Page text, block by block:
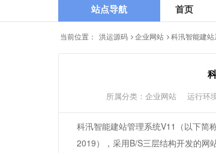
站点导航 首页
当前位置： 洪运源码 企业网站 科汛智能建站
所属分类：企业网站 运行环
科汛智能建站管理系统V11（以下简
2019），采用B/S三层结构开发的网